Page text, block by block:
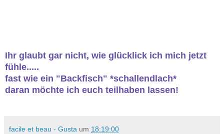
Ihr glaubt gar nicht, wie glücklick ich mich jetzt
fühle.....
fast wie ein "Backfisch" *schallendlach*
daran möchte ich euch teilhaben lassen!
facile et beau - Gusta um 18:19:00